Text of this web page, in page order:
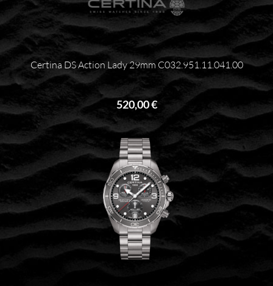
Certina DS Action Lady 29mm C032.951.11.041.00
520,00 €